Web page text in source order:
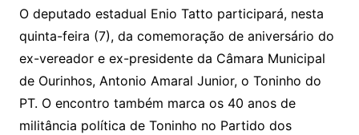
O deputado estadual Enio Tatto participará, nesta
quinta-feira (7), da comemoração de aniversário do
ex-vereador e ex-presidente da Câmara Municipal
de Ourinhos, Antonio Amaral Junior, o Toninho do
PT. O encontro também marca os 40 anos de
militância política de Toninho no Partido dos